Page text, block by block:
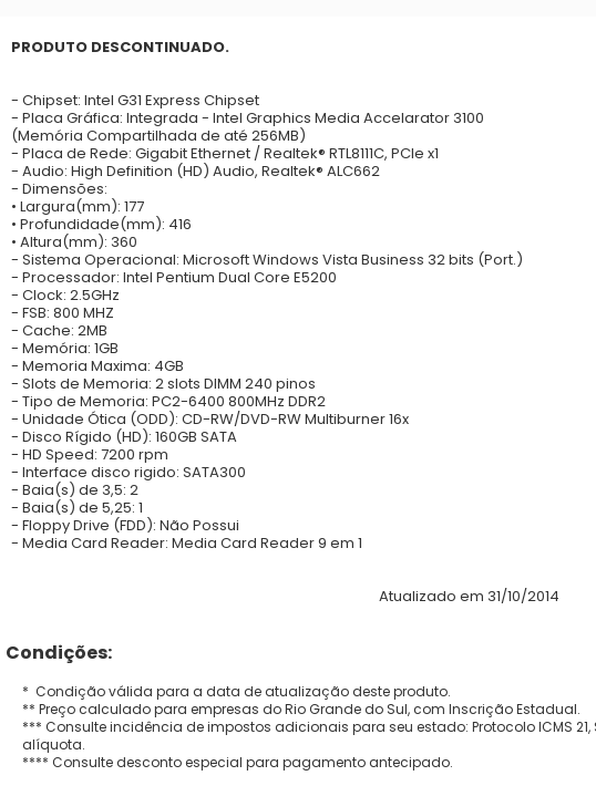
PRODUTO DESCONTINUADO.
- Chipset: Intel G31 Express Chipset
- Placa Gráfica: Integrada - Intel Graphics Media Accelarator 3100
(Memória Compartilhada de até 256MB)
- Placa de Rede: Gigabit Ethernet / Realtek® RTL8111C, PCIe x1
- Audio: High Definition (HD) Audio, Realtek® ALC662
- Dimensões:
• Largura(mm): 177
• Profundidade(mm): 416
• Altura(mm): 360
- Sistema Operacional: Microsoft Windows Vista Business 32 bits (Port.)
- Processador: Intel Pentium Dual Core E5200
- Clock: 2.5GHz
- FSB: 800 MHZ
- Cache: 2MB
- Memória: 1GB
- Memoria Maxima: 4GB
- Slots de Memoria: 2 slots DIMM 240 pinos
- Tipo de Memoria: PC2-6400 800MHz DDR2
- Unidade Ótica (ODD): CD-RW/DVD-RW Multiburner 16x
- Disco Rígido (HD): 160GB SATA
- HD Speed: 7200 rpm
- Interface disco rigido: SATA300
- Baia(s) de 3,5: 2
- Baia(s) de 5,25: 1
- Floppy Drive (FDD): Não Possui
- Media Card Reader: Media Card Reader 9 em 1
Atualizado em 31/10/2014
Condições:
* Condição válida para a data de atualização deste produto.
** Preço calculado para empresas do Rio Grande do Sul, com Inscrição Estadual.
*** Consulte incidência de impostos adicionais para seu estado: Protocolo ICMS
alíquota.
**** Consulte desconto especial para pagamento antecipado.